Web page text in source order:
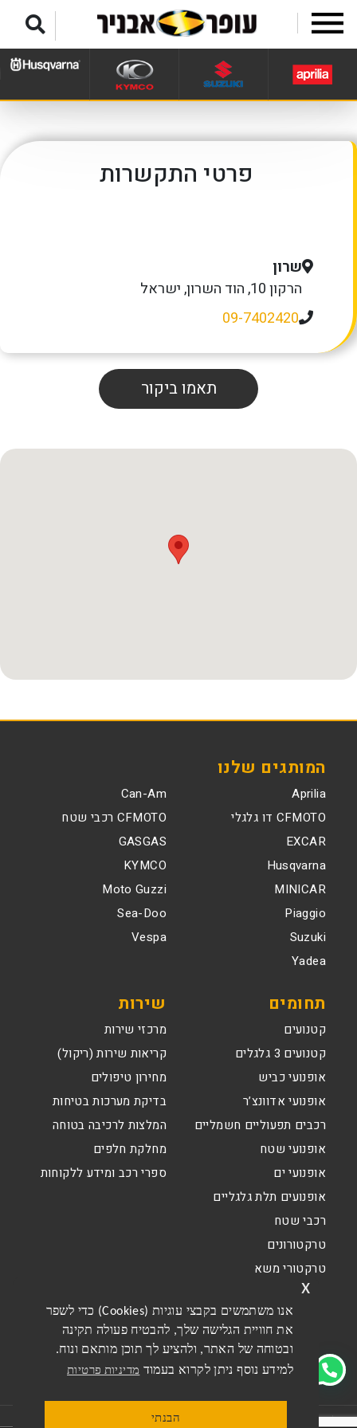
פרטי התקשרות
שרון
הרקון 10, הוד השרון, ישראל
09-7402420
תאמו ביקור
אנו משתמשים בקבצי עוגיות (Cookies) כדי לשפר
את חוויית הגלישה שלך, להבטיח פעולה תקינה
ובטוחה של האתר, ולהציע לך תוכן מותאם ונוח.
למידע נוסף ניתן לקרוא בעמוד מדיניות פרטיות
הבנתי
x
המותגים שלנו
Aprilia
Can-Am
CFMOTO דו גלגלי
CFMOTO רכבי שטח
EXCAR
GASGAS
Husqvarna
KYMCO
MINICAR
Moto Guzzi
Piaggio
Sea-Doo
Suzuki
Vespa
Yadea
תחומים
קטנועים
קטנועים 3 גלגלים
אופנועי כביש
אופנועי אדוונצ’ר
רכבים תפעוליים חשמליים
אופנועי שטח
אופנועי ים
אופנועים תלת גלגליים
רכבי שטח
טרקטורונים
טרקטורי משא
שירות
מרכזי שירות
קריאות שירות (ריקול)
מחירון טיפולים
בדיקת מערכות בטיחות
המלצות לרכיבה בטוחה
מחלקת חלפים
ספרי רכב ומידע ללקוחות
תקנון האתר תקנון מבצעים דו גלגלי